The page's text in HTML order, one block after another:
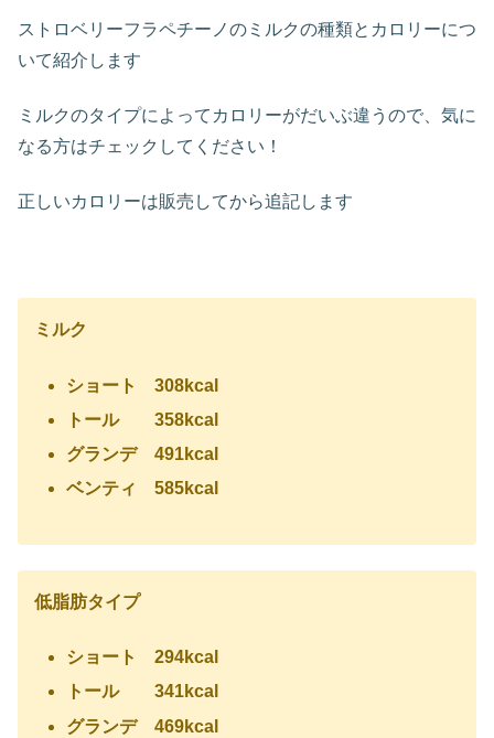
ストロベリーフラペチーノのミルクの種類とカロリーにつ
いて紹介します
ミルクのタイプによってカロリーがだいぶ違うので、気に
なる方はチェックしてください！
正しいカロリーは販売してから追記します
ミルク
ショート 308kcal
トール 358kcal
グランデ 491kcal
ベンティ 585kcal
低脂肪タイプ
ショート 294kcal
トール 341kcal
グランデ 469kcal